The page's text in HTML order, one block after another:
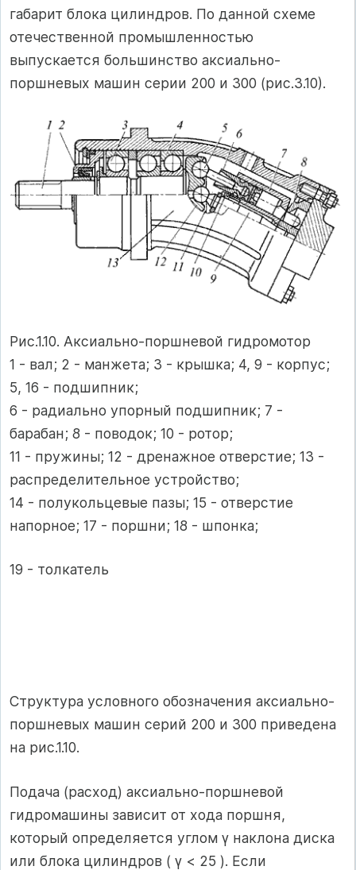
габарит блока цилиндров. По данной схеме
отечественной промышленностью
выпускается большинство аксиально-
поршневых машин серии 200 и 300 (рис.3.10).
Рис.1.10. Аксиально-поршневой гидромотор
1 - вал; 2 - манжета; 3 - крышка; 4, 9 - корпус;
5, 16 - подшипник;
6 - радиально упорный подшипник; 7 -
барабан; 8 - поводок; 10 - ротор;
11 - пружины; 12 - дренажное отверстие; 13 -
распределительное устройство;
14 - полукольцевые пазы; 15 - отверстие
напорное; 17 - поршни; 18 - шпонка;
19 - толкатель
Структура условного обозначения аксиально-
поршневых машин серий 200 и 300 приведена
на рис.1.10.
Подача (расход) аксиально-поршневой
гидромашины зависит от хода поршня,
который определяется углом γ наклона диска
или блока цилиндров ( γ < 25 ). Если